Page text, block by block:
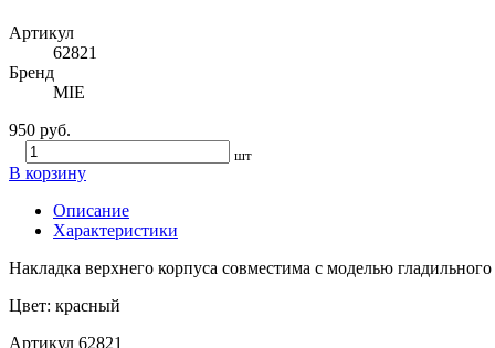
Артикул
62821
Бренд
MIE
950 руб.
шт
В корзину
Описание
Характеристики
Накладка верхнего корпуса совместима с моделью
Цвет: красный
Артикул 62821